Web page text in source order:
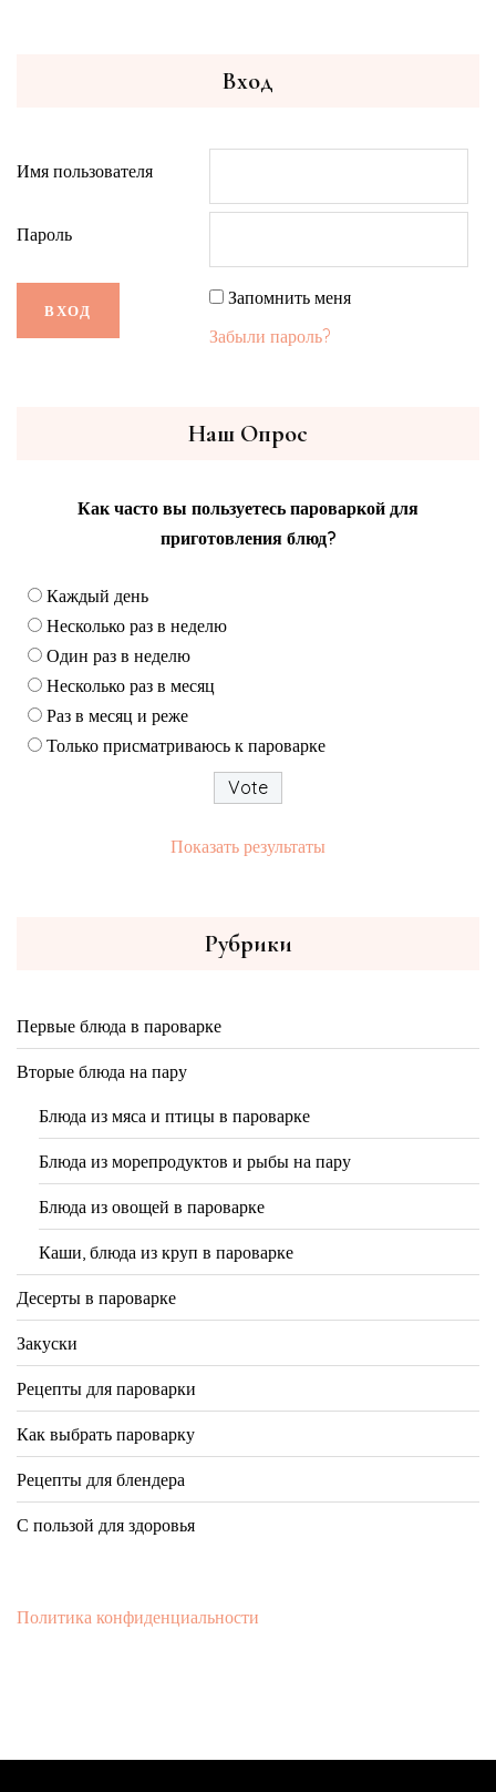
Вход
Имя пользователя
Пароль
Запомнить меня
Забыли пароль?
Наш Опрос
Как часто вы пользуетесь пароваркой для
приготовления блюд?
Каждый день
Несколько раз в неделю
Один раз в неделю
Несколько раз в месяц
Раз в месяц и реже
Только присматриваюсь к пароварке
Показать результаты
Рубрики
Первые блюда в пароварке
Вторые блюда на пару
Блюда из мяса и птицы в пароварке
Блюда из морепродуктов и рыбы на пару
Блюда из овощей в пароварке
Каши, блюда из круп в пароварке
Десерты в пароварке
Закуски
Рецепты для пароварки
Как выбрать пароварку
Рецепты для блендера
С пользой для здоровья
Политика конфиденциальности